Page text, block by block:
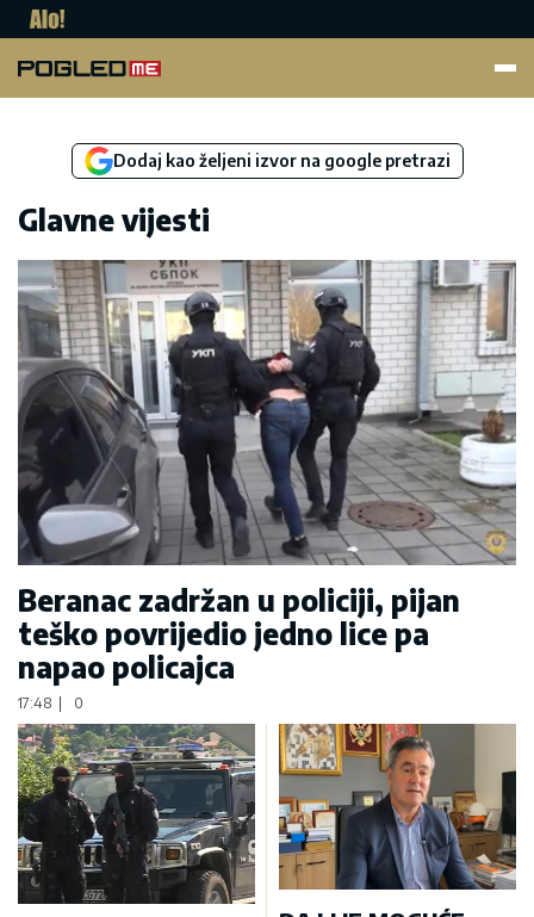
Dodaj kao željeni izvor na google pretrazi
Glavne vijesti
Beranac zadržan u policiji, pijan
teško povrijedio jedno lice pa
napao policajca
17:48 0